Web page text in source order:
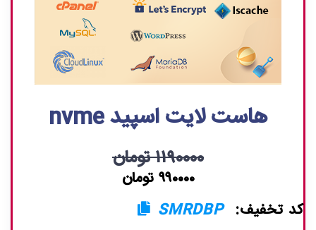
هاست لایت اسپید nvme
۱۱۹۰۰۰۰ تومان
۹۹۰۰۰۰ تومان
کد تخفیف: SMRDBP